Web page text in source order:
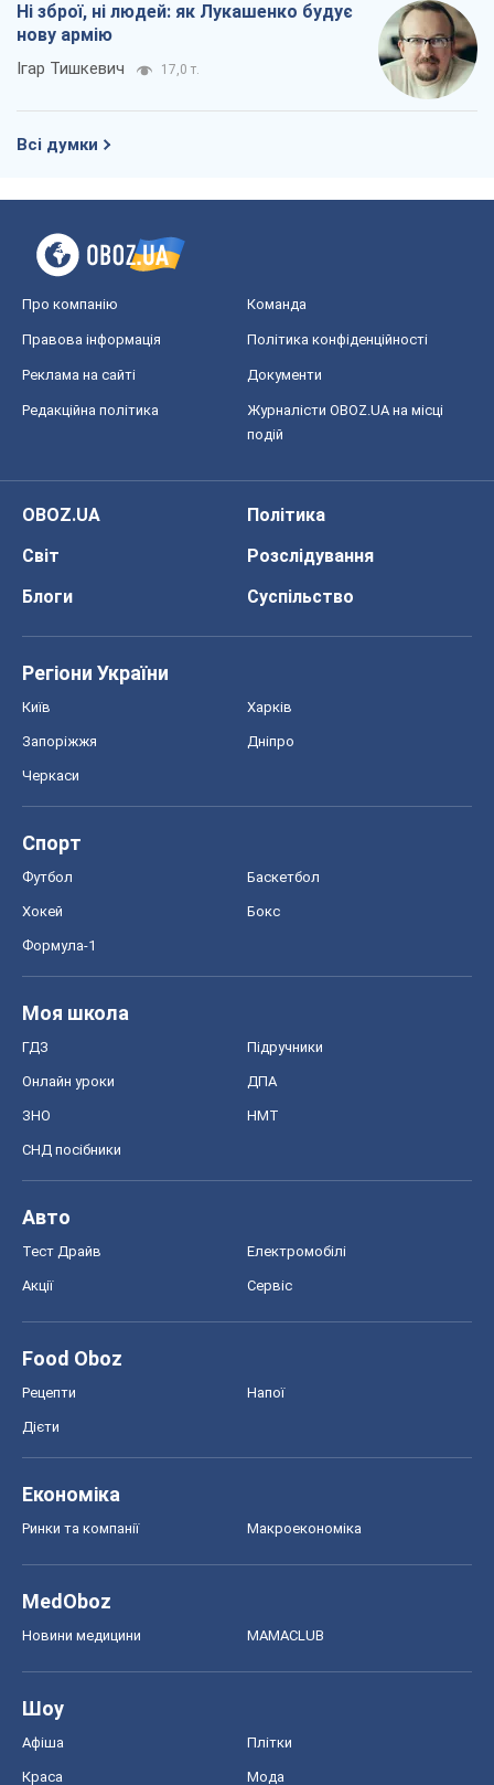
Ні зброї, ні людей: як Лукашенко будує
нову армію
Ігар Тишкевич 17,0 т.
Всі думки
Про компанію Команда
Правова інформація Політика конфіденційності
Реклама на сайті Документи
Редакційна політика
Журналісти OBOZ.UA на місці
подій
OBOZ.UA
Політика
Світ
Розслідування
Блоги
Суспільство
Регіони України
Київ Харків
Запоріжжя Дніпро
Черкаси
Спорт
Футбол Баскетбол
Хокей Бокс
Формула-1
Моя школа
ГДЗ Підручники
Онлайн уроки ДПА
ЗНО НМТ
СНД посібники
Авто
Тест Драйв Електромобілі
Акції Сервіс
Food Oboz
Рецепти Напої
Дієти
Економіка
Ринки та компанії Макроекономіка
MedOboz
Новини медицини MAMACLUB
Шоу
Афіша Плітки
Краса Мода